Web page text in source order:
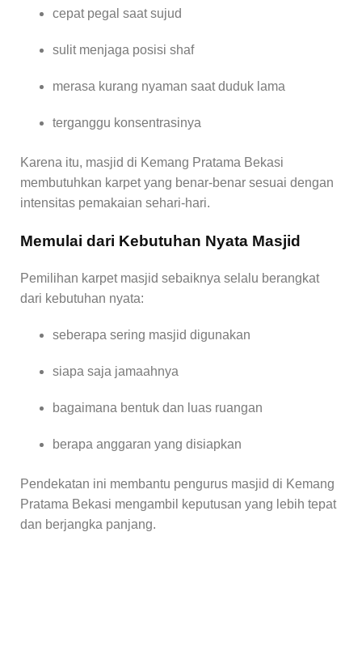
cepat pegal saat sujud
sulit menjaga posisi shaf
merasa kurang nyaman saat duduk lama
terganggu konsentrasinya
Karena itu, masjid di Kemang Pratama Bekasi
membutuhkan karpet yang benar-benar sesuai dengan
intensitas pemakaian sehari-hari.
Memulai dari Kebutuhan Nyata Masjid
Pemilihan karpet masjid sebaiknya selalu berangkat
dari kebutuhan nyata:
seberapa sering masjid digunakan
siapa saja jamaahnya
bagaimana bentuk dan luas ruangan
berapa anggaran yang disiapkan
Pendekatan ini membantu pengurus masjid di Kemang
Pratama Bekasi mengambil keputusan yang lebih tepat
dan berjangka panjang.